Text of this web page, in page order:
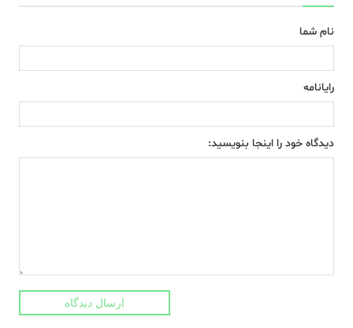
نام شما
رایانامه
دیدگاه خود را اینجا بنویسید:
ارسال دیدگاه